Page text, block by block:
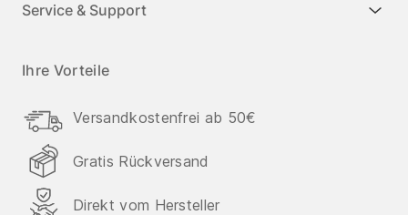
Service & Support
Ihre Vorteile
Versandkostenfrei ab 50€
Gratis Rückversand
Direkt vom Hersteller